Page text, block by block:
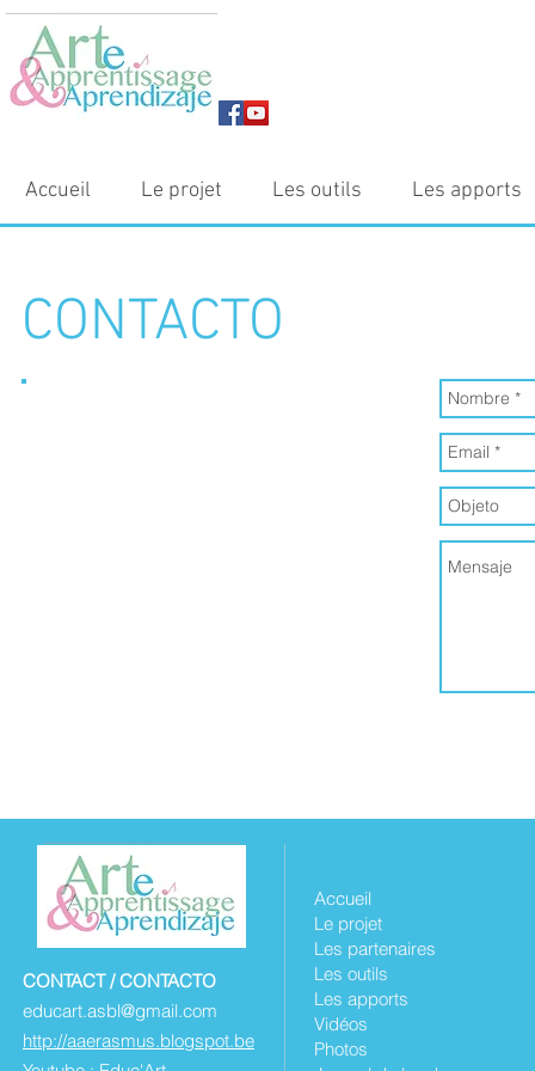
Accueil Le projet Les outils Les apports
CONTACTO
CONTACT / CONTACTO
educart.asbl@gmail.com
http://aaerasmus.blogspot.be
Accueil
Le projet
Les partenaires
Les outils
Les apports
Vidéos
Photos